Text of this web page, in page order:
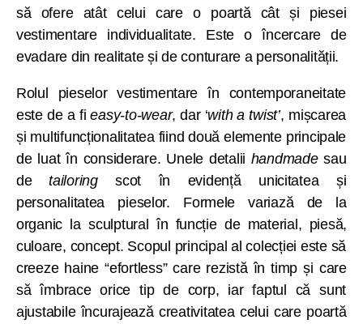
să ofere atât celui care o poartă cât și piesei
vestimentare individualitate. Este o încercare de
evadare din realitate și de conturare a personalității.
Rolul pieselor vestimentare în contemporaneitate
este de a fieasy-to-wear, dar ‘with a twist’, mișcarea
și multifuncționalitatea fiind două elemente principale
de luat în considerare. Unele detalii handmadesau
detailoringscot în evidență unicitatea și
personalitatea pieselor. Formele variază de la
organic la sculptural în funcție de material, piesă,
culoare, concept. Scopul principal al colecției este să
creeze haine “efortless” care rezistă în timp și care
să îmbrace orice tip de corp, iar faptul că sunt
ajustabile încurajează creativitatea celui care poartă